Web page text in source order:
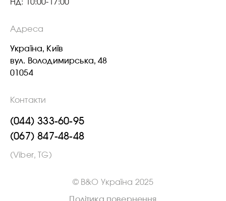
Нд: 10:00-17:00
Адреса
Україна, Київ
вул. Володимирська, 48
01054
Контакти
(044) 333-60-95
(067) 847-48-48
(Viber, TG)
© B&O Україна 2025
Політика повернення